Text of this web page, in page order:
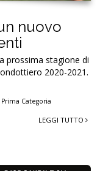
nuovo
prossima stagione di
2020-2021.
Prima Categoria
LEGGI TUTTO